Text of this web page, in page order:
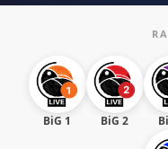
BiG 1 BiG 2